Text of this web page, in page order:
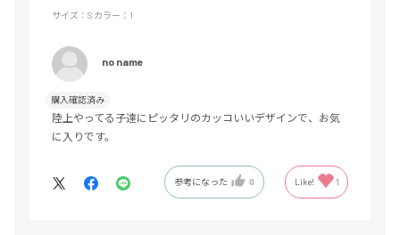
サイズ：S カラー：1
no name
購入確認済み
陸上やってる子達にピッタリのカッコいいデザインで、お気
に入りです。
参考になった 0 Like! 1